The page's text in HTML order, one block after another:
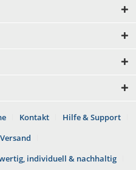
Kontakt
Hilfe & Support
individuell & nachhaltig